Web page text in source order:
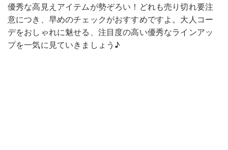
優秀な高見えアイテムが勢ぞろい！どれも売り切れ要注
意につき、早めのチェックがおすすめですよ。大人コー
デをおしゃれに魅せる、注目度の高い優秀なラインアッ
プを一気に見ていきましょう♪